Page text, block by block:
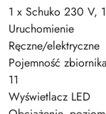
1 x Schuko 230 V,
Uruchomienie
Ręczne/elektryczne
Pojemność
11
Wyświetlacz LED